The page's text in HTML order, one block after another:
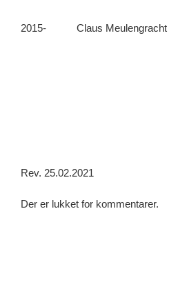
2015- Claus Meulengracht
Rev. 25.02.2021
Der er lukket for kommentarer.